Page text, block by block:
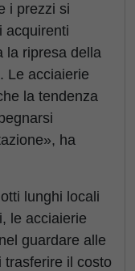
i prezzi si
acquirenti
la ripresa della
Le acciaierie
la tendenza
ha
lunghi locali
le acciaierie
guardare alle
trasferire il costo